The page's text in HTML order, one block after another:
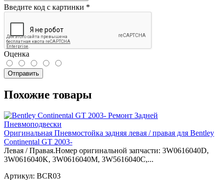
Введите код с картинки *
Оценка
Отправить
Похожие товары
Оригинальная Пневмостойка задняя левая / правая для Bentley
Continental GT 2003-
Левая / Правая.Номер оригинальной запчасти: 3W0616040D,
3W0616040K, 3W0616040M, 3W5616040C,...
Артикул: BCR03